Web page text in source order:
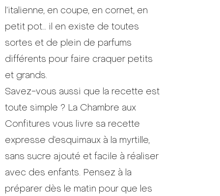
l’italienne, en coupe, en cornet, en
petit pot… il en existe de toutes
sortes et de plein de parfums
différents pour faire craquer petits
et grands.
Savez-vous aussi que la recette est
toute simple ? La Chambre aux
Confitures vous livre sa recette
expresse d’esquimaux à la myrtille,
sans sucre ajouté et facile à réaliser
avec des enfants. Pensez à la
préparer dès le matin pour que les